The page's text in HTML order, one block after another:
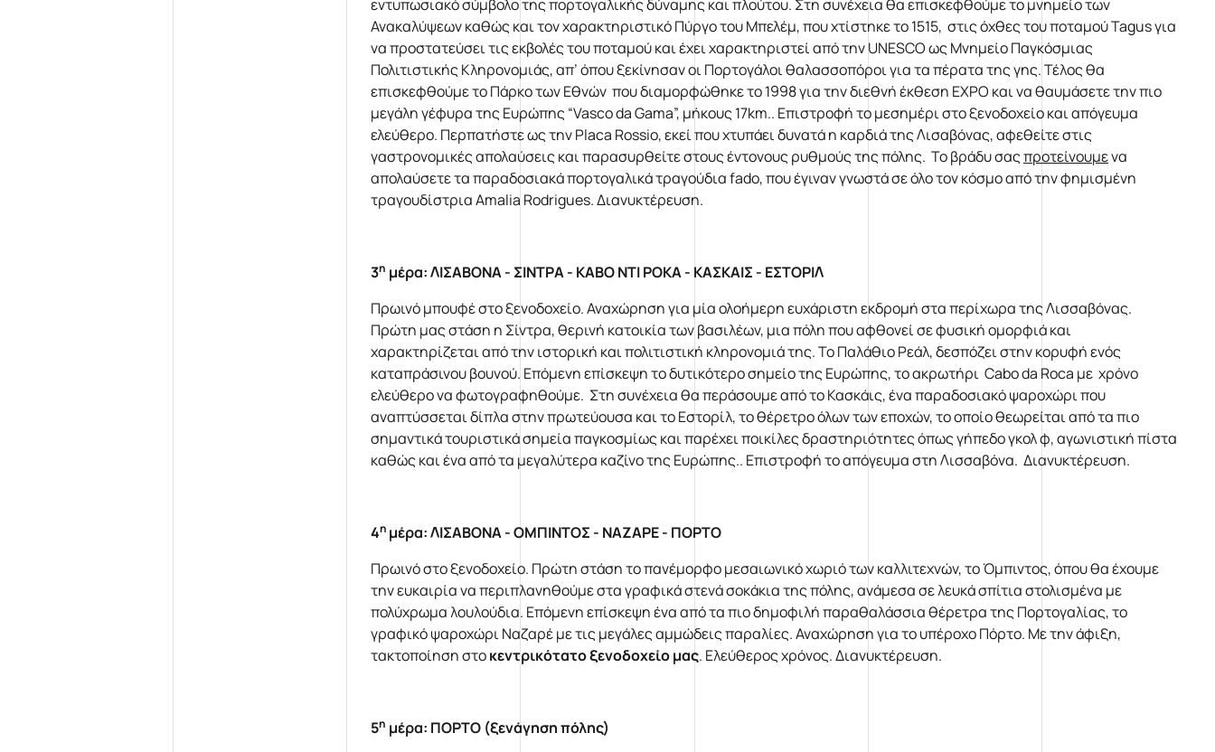
εντυπωσιακό σύμβολο της πορτογαλικής δύναμης και πλούτου. Στη συνέχεια θα επισκεφθούμε το μνημείο των
Ανακαλύψεων καθώς και τον χαρακτηριστικό Πύργο του Μπελέμ, που χτίστηκε το 1515, στις όχθες του ποταμού Tagus για
να προστατεύσει τις εκβολές του ποταμού και έχει χαρακτηριστεί από την UNESCO ως Μνημείο Παγκόσμιας
Πολιτιστικής Κληρονομιάς, απ’ όπου ξεκίνησαν οι Πορτογάλοι θαλασσοπόροι για τα πέρατα της γης. Τέλος θα
επισκεφθούμε το Πάρκο των Εθνών που διαμορφώθηκε το 1998 για την διεθνή έκθεση EXPO και να θαυμάσετε την πιο
μεγάλη γέφυρα της Ευρώπης “Vasco da Gama”, μήκους 17km.. Επιστροφή το μεσημέρι στο ξενοδοχείο και απόγευμα
ελεύθερο. Περπατήστε ως την Placa Rossio, εκεί που χτυπάει δυνατά η καρδιά της Λισαβόνας, αφεθείτε στις
γαστρονομικές απολαύσεις και παρασυρθείτε στους έντονους ρυθμούς της πόλης. To βράδυ σαςπροτείνουμενα
απολαύσετε τα παραδοσιακά πορτογαλικά τραγούδια fado, που έγιναν γνωστά σε όλο τον κόσμο από την φημισμένη
τραγουδίστρια Αmalia Rodrigues. Διανυκτέρευση.
3η μέρα: ΛΙΣΑΒΟΝΑ - ΣΙΝΤΡΑ - ΚΑΒΟ ΝΤΙ ΡΟΚΑ - ΚΑΣΚΑΙΣ - ΕΣΤΟΡΙΛ
Πρωινό μπουφέ στο ξενοδοχείο. Αναχώρηση για μία ολοήμερη ευχάριστη εκδρομή στα περίχωρα της Λισσαβόνας.
Πρώτη μας στάση η Σίντρα, θερινή κατοικία των βασιλέων, μια πόλη που αφθονεί σε φυσική ομορφιά και
χαρακτηρίζεται από την ιστορική και πολιτιστική κληρονομιά της. Το Παλάθιο Ρεάλ, δεσπόζει στην κορυφή ενός
καταπράσινου βουνού. Επόμενη επίσκεψη το δυτικότερο σημείο της Ευρώπης, το ακρωτήρι Cabo da Roca με χρόνο
ελεύθερο να φωτογραφηθούμε. Στη συνέχεια θα περάσουμε από το Κασκάις, ένα παραδοσιακό ψαροχώρι που
αναπτύσσεται δίπλα στην πρωτεύουσα και το Εστορίλ, το θέρετρο όλων των εποχών, το οποίο θεωρείται από τα πιο
σημαντικά τουριστικά σημεία παγκοσμίως και παρέχει ποικίλες δραστηριότητες όπως γήπεδο γκολ φ, αγωνιστική πίστα
καθώς και ένα από τα μεγαλύτερα καζίνο της Ευρώπης.. Επιστροφή το απόγευμα στη Λισσαβόνα. Διανυκτέρευση.
4η μέρα: ΛΙΣΑΒΟΝΑ - ΟΜΠΙΝΤΟΣ - ΝΑΖΑΡΕ - ΠΟΡΤΟ
Πρωινό στο ξενοδοχείο. Πρώτη στάση το πανέμορφο μεσαιωνικό χωριό των καλλιτεχνών, το Όμπιντος, όπου θα έχουμε
την ευκαιρία να περιπλανηθούμε στα γραφικά στενά σοκάκια της πόλης, ανάμεσα σε λευκά σπίτια στολισμένα με
πολύχρωμα λουλούδια. Επόμενη επίσκεψη ένα από τα πιο δημοφιλή παραθαλάσσια θέρετρα της Πορτογαλίας, το
γραφικό ψαροχώρι Ναζαρέ με τις μεγάλες αμμώδεις παραλίες. Αναχώρηση για το υπέροχο Πόρτο. Με την άφιξη,
τακτοποίηση στοκεντρικότατο ξενοδοχείο μας. Ελεύθερος χρόνος. Διανυκτέρευση.
5η μέρα: ΠΟΡΤΟ (ξενάγηση πόλης)